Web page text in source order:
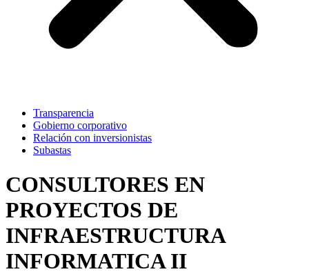
Transparencia
Gobierno corporativo
Relación con inversionistas
Subastas
CONSULTORES EN
PROYECTOS DE
INFRAESTRUCTURA
INFORMATICA II